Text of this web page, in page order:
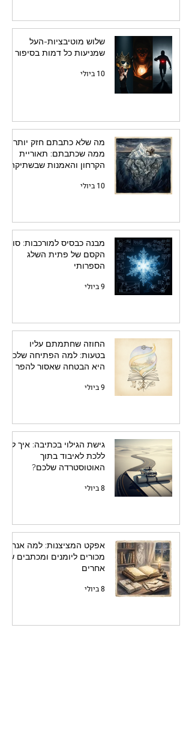
שלוש מוטיבציות-העל
שמניעות כל דמות בסיפור
10 ביולי
מה שלא כתבתם חזק יותר
ממה שכתבתם: תאוריית
הקרחון והאמנות שבשתיקה
10 ביולי
מבנה כבסיס למורכבות: סוד
הקסם של פתית השלג
הספרותי
9 ביולי
החוזה שחתמתם עליו
בטעות: למה הפתיחה שלכם
היא הבטחה שאסור להפר
9 ביולי
גישת הגילוי בכתיבה: איך לא
ללכת לאיבוד בתוך
האוטוסטרדה שלכם?
8 ביולי
אפקט המציצנות: למה אנחנו
מכורים ליומנים ומכתבים של
אחרים
8 ביולי